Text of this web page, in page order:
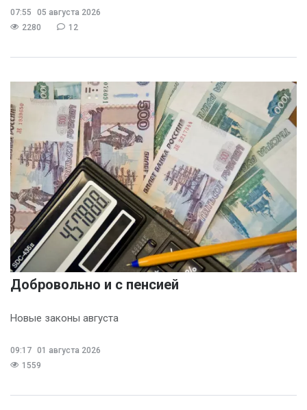
07:55
05 августа 2026
2280
12
Добровольно и с пенсией
Новые законы августа
09:17 01 августа 2026
1559